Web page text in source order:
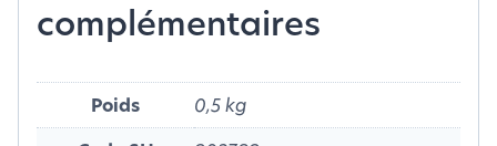
complémentaires
Poids 0,5 kg